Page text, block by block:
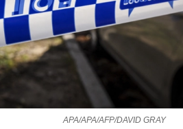
APA/APA/AFP/DAVID GRAY